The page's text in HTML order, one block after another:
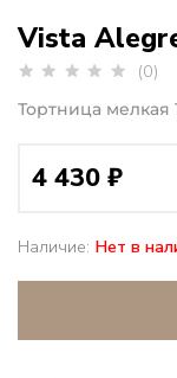
(0)
Наличие: Нет в
Vista
Тортница мелкая
4 430 ₽